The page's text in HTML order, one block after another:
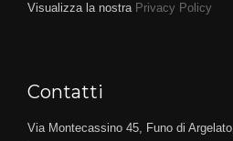
Visualizza la nostra Privacy Policy
Contatti
Via Montecassino 45, Funo di